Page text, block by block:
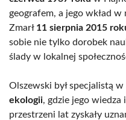
geografem, a jego wkład w
Zmarł 11 sierpnia 2015
sobie nie tylko dorobek
ślady w lokalnej
Olszewski był specjalistą w
ekologii, gdzie jego wiedza
przestrzeni lat zyskały